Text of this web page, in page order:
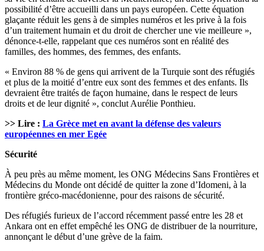
possibilité d’être accueilli dans un pays européen. Cette équation
glaçante réduit les gens à de simples numéros et les prive à la fois
d’un traitement humain et du droit de chercher une vie meilleure »,
dénonce-t-elle, rappelant que ces numéros sont en réalité des
familles, des hommes, des femmes, des enfants.
« Environ 88 % de gens qui arrivent de la Turquie sont des réfugiés
et plus de la moitié d’entre eux sont des femmes et des enfants. Ils
devraient être traités de façon humaine, dans le respect de leurs
droits et de leur dignité », conclut Aurélie Ponthieu.
>> Lire : La Grèce met en avant la défense des valeurs
européennes en mer Egée
Sécurité
À peu près au même moment, les ONG Médecins Sans Frontières et
Médecins du Monde ont décidé de quitter la zone d’Idomeni, à la
frontière gréco-macédonienne, pour des raisons de sécurité.
Des réfugiés furieux de l’accord récemment passé entre les 28 et
Ankara ont en effet empêché les ONG de distribuer de la nourriture,
annonçant le début d’une grève de la faim.